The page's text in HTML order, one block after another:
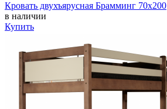
Кровать двухъярусная Брамминг 70х200
в наличии
Купить